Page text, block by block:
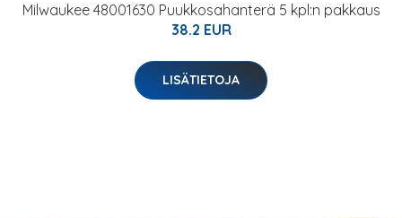
Milwaukee 48001630 Puukkosahanterä 5 kpl:n pakkaus
38.2 EUR
LISÄTIETOJA